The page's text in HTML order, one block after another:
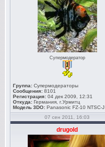
Супермодератор
Группа: Супермодераторы
Сообщения: 8101
Регистрация: 04 дек 2009, 12:31
Откуда: Германия, г.Урмитц
Модель 3DO: Panasonic FZ-10 NTSC-J
07 сен 2011, 16:03
drugold